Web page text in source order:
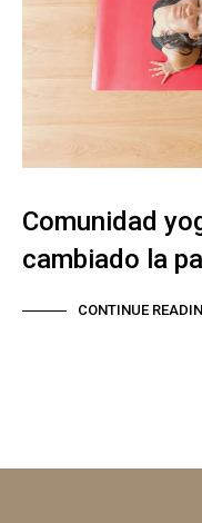
Comunidad
cambiado la
CONTINUE